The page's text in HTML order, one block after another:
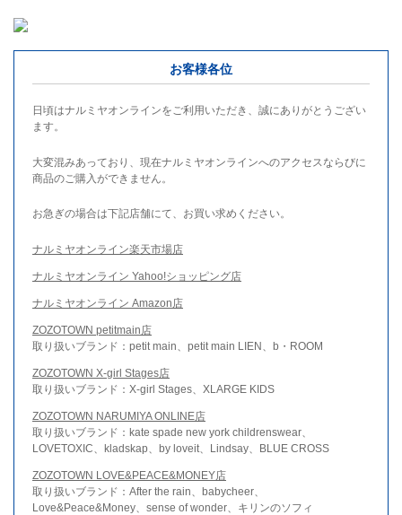
お客様各位
日頃はナルミヤオンラインをご利用いただき、誠にありがとうござい
ます。
大変混みあっており、現在ナルミヤオンラインへのアクセスならびに
商品のご購入ができません。
お急ぎの場合は下記店舗にて、お買い求めください。
ナルミヤオンライン楽天市場店
ナルミヤオンライン Yahoo!ショッピング店
ナルミヤオンライン Amazon店
ZOZOTOWN petitmain店
取り扱いブランド：petit main、petit main LIEN、b・ROOM
ZOZOTOWN X-girl Stages店
取り扱いブランド：X-girl Stages、XLARGE KIDS
ZOZOTOWN NARUMIYA ONLINE店
取り扱いブランド：kate spade new york childrenswear、
LOVETOXIC、kladskap、by loveit、Lindsay、BLUE CROSS
ZOZOTOWN LOVE&PEACE&MONEY店
取り扱いブランド：After the rain、babycheer、
Love&Peace&Money、sense of wonder、キリンのソフィ